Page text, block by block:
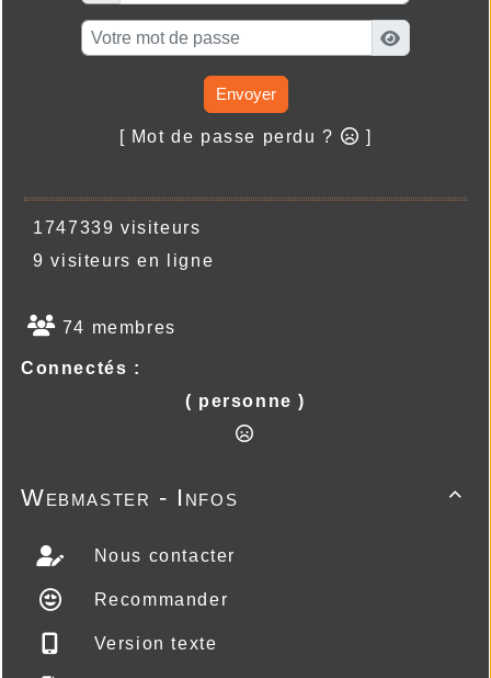
Envoyer
[ Mot de passe perdu ? ]
1747339 visiteurs
9 visiteurs en ligne
74 membres
Connectés :
( personne )

Webmaster - Infos
Nous contacter
Recommander
Version texte